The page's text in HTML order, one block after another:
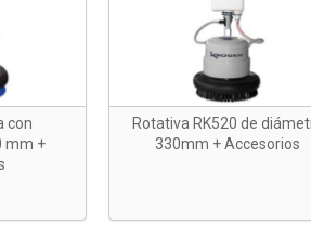
con
mm +
Rotativa RK520 de
330mm + Accesorios